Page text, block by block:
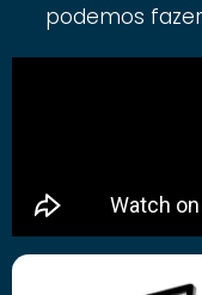
podemos